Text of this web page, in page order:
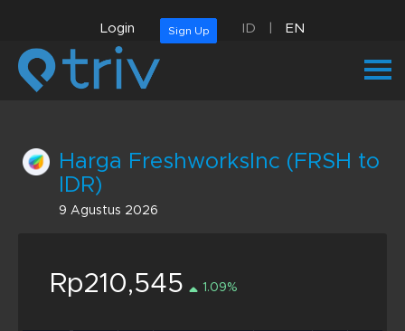
Login Sign Up ID EN
Harga FreshworksInc (FRSH to
IDR)
9 Agustus 2026
Rp210,545 1.09%